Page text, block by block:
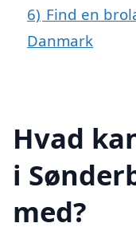
6) Find en
Danmark
Hvad
i
med?